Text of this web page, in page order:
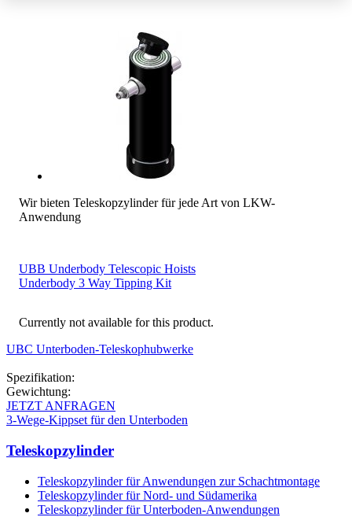
Wir bieten Teleskopzylinder für jede Art von LKW-
Anwendung
UBB Underbody Telescopic Hoists
Underbody 3 Way Tipping Kit
Currently not available for this product.
UBC Unterboden-Teleskophubwerke
Spezifikation:
Gewichtung:
JETZT ANFRAGEN
3-Wege-Kippset für den Unterboden
Teleskopzylinder
Teleskopzylinder für Anwendungen zur Schachtmontage
Teleskopzylinder für Nord- und Südamerika
Teleskopzylinder für Unterboden-Anwendungen